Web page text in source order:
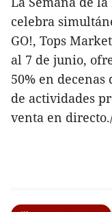
celebra
GO!, Tops
al 7 de junio,
50% en
de actividades
venta en